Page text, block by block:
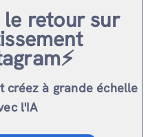
retour sur
créez à grande échelle
l'IA